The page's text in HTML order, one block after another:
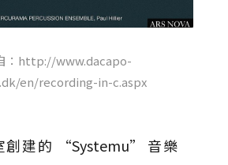
：http://www.dacapo-
en/recording-in-c.aspx
創建的 “Systemu” 音樂